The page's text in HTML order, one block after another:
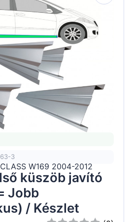
3
W169 2004-2012
küszöb javító
Jobb
/ Készlet